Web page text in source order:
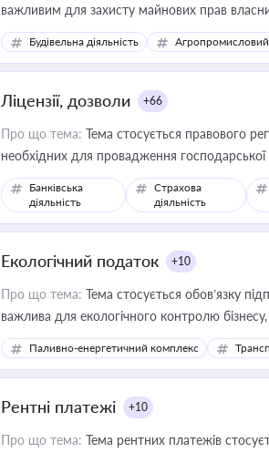
важливим для захисту майнових прав
ресурсами
Будівельна діяльність
Ліцензії, дозволи +66
Про що тема: Тема стосується правового
необхідних для провадження господарської
Банківська
діяльність
Страхова
діяльність
Екологічний податок +10
Про що тема: Тема стосується обов’язку
важлива для екологічного контролю
законодавства
Паливно-енергетичний комплекс
Рентні платежі +10
Про що тема: Тема рентних платежів